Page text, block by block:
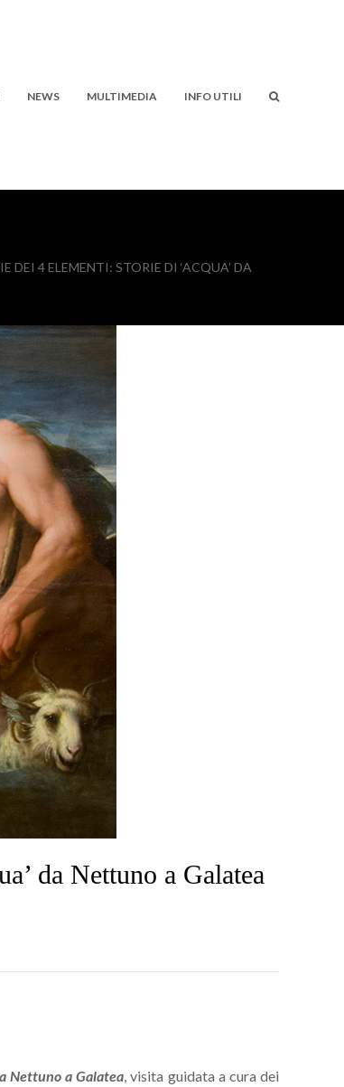
NEWS MULTIMEDIA INFO UTILI
4 ELEMENTI: STORIE DI ‘ACQUA’ DA
da Nettuno a Galatea
Nettuno a Galatea, visita guidata a cura dei